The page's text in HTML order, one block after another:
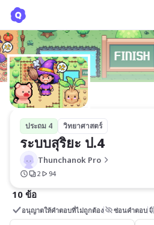
ประถม 4 วิทยาศาสตร์
ระบบสุริยะ ป.4
Thunchanok Pro
2 94
10 ข้อ
อนุญาตให้คำตอบที่ไม่ถูกต้อง ซ่อนคำตอบ